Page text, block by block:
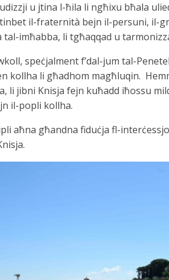
u jtina l-ħila li ngħixu bħala
il-fraternità bejn il-persuni, il-
tal-imħabba, li tgħaqqad u
speċjalment f’dal-jum tal-
kollha li għadhom magħluqin.
li jibni Knisja fejn kuħadd iħossu
il-popli kollha.
aħna għandna fiduċja fl-